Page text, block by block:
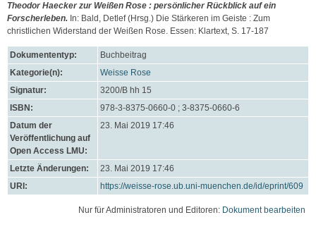
Theodor Haecker zur Weißen Rose : persönlicher Rückblick auf ein
Forscherleben. In: Bald, Detlef(Hrsg.) Die Stärkeren im Geiste : Zum
christlichen Widerstand der Weißen Rose. Essen: Klartext, S. 17-187
Dokumententyp:
Buchbeitrag
Kategorie(n):
Weisse Rose
Signatur:
3200/B hh 15
ISBN:
978-3-8375-0660-0 ; 3-8375-0660-6
Datum der
Veröffentlichung auf
Open Access LMU:
23. Mai 2019 17:46
Letzte Änderungen:
23. Mai 2019 17:46
URI:
https://weisse-rose.ub.uni-muenchen.de/id/eprint/609
Nur für Administratoren und Editoren: Dokument bearbeiten